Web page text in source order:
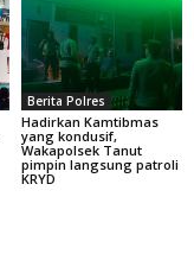
Berita Polres
Hadirkan Kamtibmas
yang kondusif,
Wakapolsek Tanut
pimpin langsung patroli
KRYD